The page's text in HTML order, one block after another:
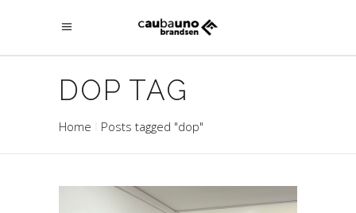
DOP TAG
Home Posts tagged "dop"